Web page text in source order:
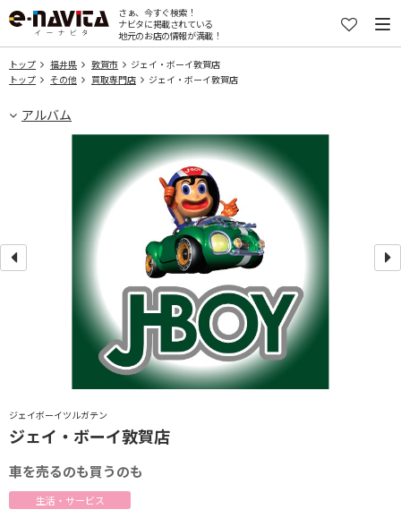
さぁ、今すぐ検索！
ナビタに掲載されている
地元のお店の情報が満載！
トップ 福井県 敦賀市
ジェイ・ボーイ敦賀店
トップ
その他 買取専門店 ジェイ・ボーイ敦賀店
アルバム
ジェイボーイツルガテン
ジェイ・ボーイ敦賀店
車を売るのも買うのも
生活・サービス